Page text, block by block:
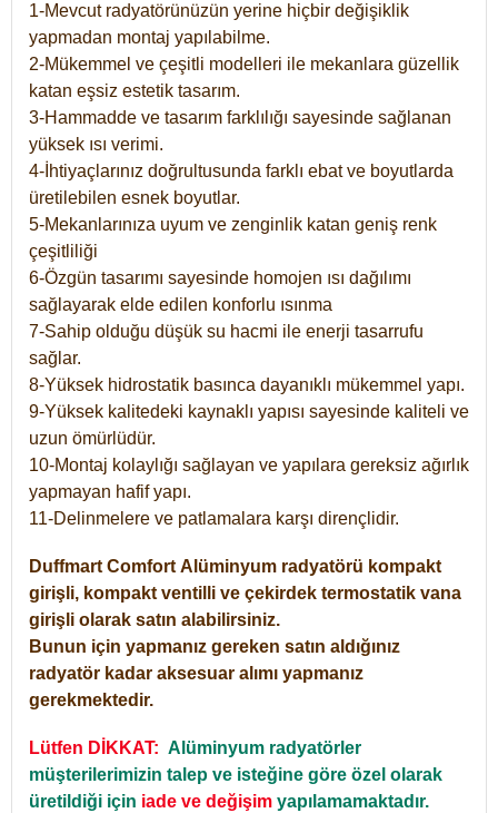
1-Mevcut radyatörünüzün yerine hiçbir değişiklik
yapmadan montaj yapılabilme.
2-Mükemmel ve çeşitli modelleri ile mekanlara güzellik
katan eşsiz estetik tasarım.
3-Hammadde ve tasarım farklılığı sayesinde sağlanan
yüksek ısı verimi.
4-İhtiyaçlarınız doğrultusunda farklı ebat ve boyutlarda
üretilebilen esnek boyutlar.
5-Mekanlarınıza uyum ve zenginlik katan geniş renk
çeşitliliği
6-Özgün tasarımı sayesinde homojen ısı dağılımı
sağlayarak elde edilen konforlu ısınma
7-Sahip olduğu düşük su hacmi ile enerji tasarrufu
sağlar.
8-Yüksek hidrostatik basınca dayanıklı mükemmel yapı.
9-Yüksek kalitedeki kaynaklı yapısı sayesinde kaliteli ve
uzun ömürlüdür.
10-Montaj kolaylığı sağlayan ve yapılara gereksiz ağırlık
yapmayan hafif yapı.
11-Delinmelere ve patlamalara karşı dirençlidir.
Duffmart Comfort Alüminyum radyatörü kompakt
girişli, kompakt ventilli ve çekirdek termostatik vana
girişli olarak satın alabilirsiniz.
Bunun için yapmanız gereken satın aldığınız
radyatör kadar aksesuar alımı yapmanız
gerekmektedir.
Lütfen DİKKAT: Alüminyum radyatörler
müşterilerimizin talep ve isteğine göre özel olarak
üretildiği için iade ve değişim yapılamamaktadır.